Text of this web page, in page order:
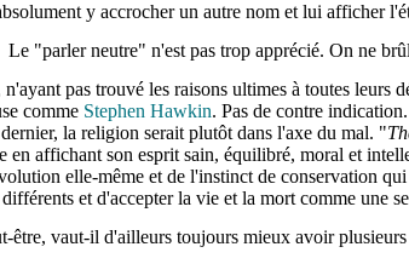
y accrocher un autre nom et lui afficher
Le "parler neutre" n'est pas trop apprécié. On ne
pas trouvé les raisons ultimes à toutes leurs
comme Stephen Hawkin. Pas de contre
la religion serait plutôt dans l'axe du mal. "
en affichant son esprit sain, équilibré, moral et
elle-même et de l'instinct de conservation
et d'accepter la vie et la mort comme une
être, vaut-il d'ailleurs toujours mieux avoir